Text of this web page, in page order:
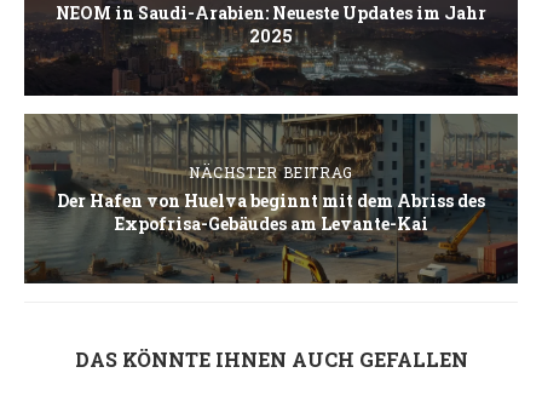
NEOM in Saudi-Arabien: Neueste Updates im Jahr
2025
NÄCHSTER BEITRAG
Der Hafen von Huelva beginnt mit dem Abriss des
Expofrisa-Gebäudes am Levante-Kai
DAS KÖNNTE IHNEN AUCH GEFALLEN